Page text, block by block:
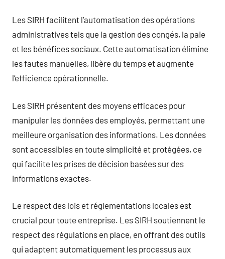
Les SIRH facilitent l’automatisation des opérations
administratives tels que la gestion des congés, la paie
et les bénéfices sociaux. Cette automatisation élimine
les fautes manuelles, libère du temps et augmente
l’efficience opérationnelle.
Les SIRH présentent des moyens efficaces pour
manipuler les données des employés, permettant une
meilleure organisation des informations. Les données
sont accessibles en toute simplicité et protégées, ce
qui facilite les prises de décision basées sur des
informations exactes.
Le respect des lois et réglementations locales est
crucial pour toute entreprise. Les SIRH soutiennent le
respect des régulations en place, en offrant des outils
qui adaptent automatiquement les processus aux